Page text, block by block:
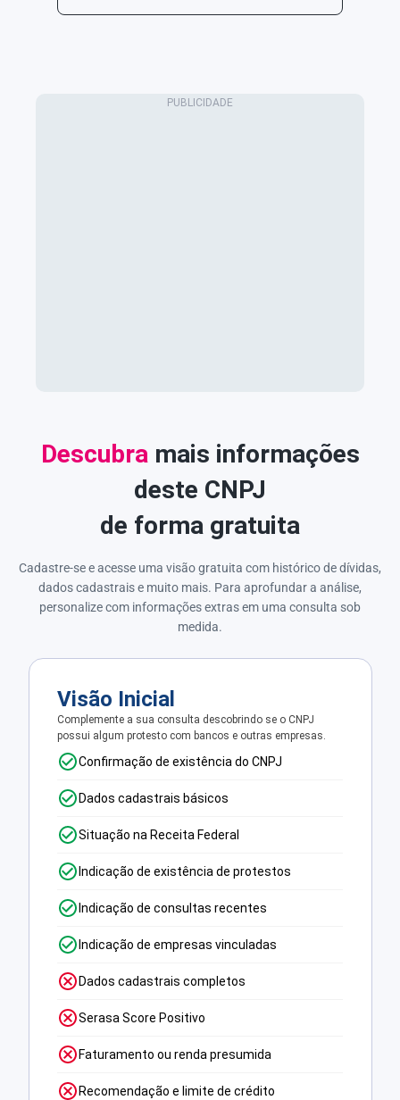
Descubra mais informações
deste CNPJ
de forma gratuita
Cadastre-se e acesse uma visão gratuita com histórico de dívidas,
dados cadastrais e muito mais. Para aprofundar a análise,
personalize com informações extras em uma consulta sob
medida.
Visão Inicial
Complemente a sua consulta descobrindo se o CNPJ
possui algum protesto com bancos e outras empresas.
Confirmação de existência do CNPJ
Dados cadastrais básicos
Situação na Receita Federal
Indicação de existência de protestos
Indicação de consultas recentes
Indicação de empresas vinculadas
Dados cadastrais completos
Serasa Score Positivo
Faturamento ou renda presumida
Recomendação e limite de crédito